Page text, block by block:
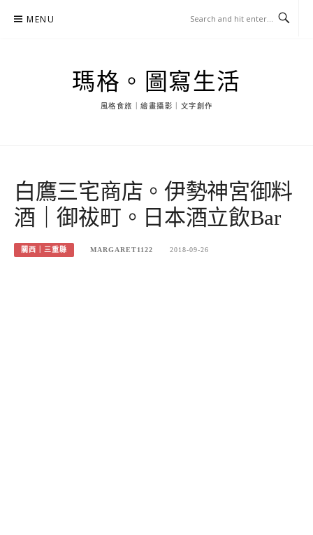
MENU
瑪格。圖寫生活
風格食旅｜繪畫攝影｜文字創作
白鷹三宅商店。伊勢神宮御料
酒｜御祓町。日本酒立飲Bar
關西｜三重縣 MARGARET1122 2018-09-26